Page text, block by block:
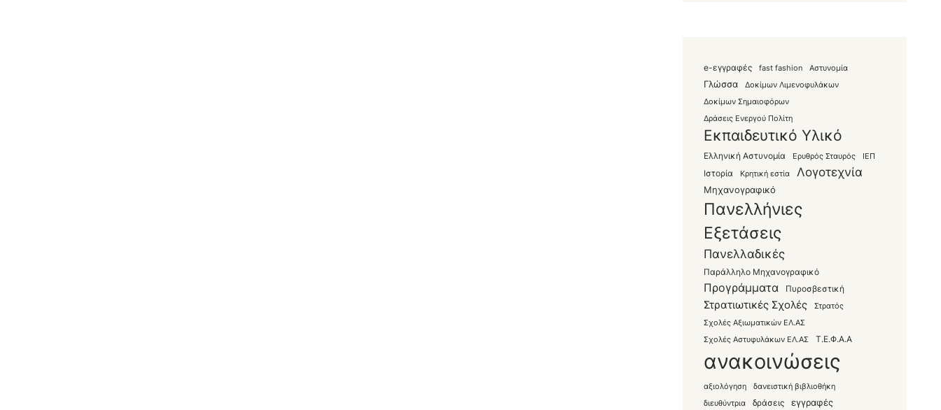
e-εγγραφές fast fashion Αστυνομία
Γλώσσα
Δοκίμων Λιμενοφυλάκων
Δοκίμων Σημαιοφόρων
Δράσεις Ενεργού Πολίτη
Εκπαιδευτικό Υλικό
Ελληνική Αστυνομία Ερυθρός Σταυρός ΙΕΠ
Ιστορία Κρητική εστία Λογοτεχνία
Μηχανογραφικό
Πανελλήνιες
Εξετάσεις
Πανελλαδικές
Παράλληλο Μηχανογραφικό
Προγράμματα Πυροσβεστική
Στρατιωτικές Σχολές
Στρατός
Σχολές Αξιωματικών ΕΛ.ΑΣ
Σχολές Αστυφυλάκων ΕΛ.ΑΣ
Τ.Ε.Φ.Α.Α
ανακοινώσεις
αξιολόγηση
δανειστική βιβλιοθήκη
διευθύντρια
δράσεις εγγραφές